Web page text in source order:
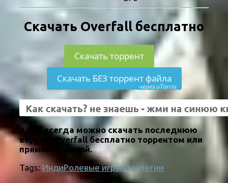
Скачать Overfall бесплатно
Скачать торрент
Скачать БЕЗ торрент файла
через uTorria
У нас всегда можно скачать последнюю
версию Overfall бесплатно торрентом или
прямой ссылкой.
Tags: ИндиРолевые игрыСтратегии